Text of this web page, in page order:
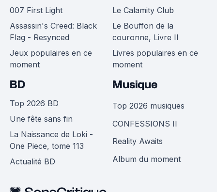
007 First Light
Assassin's Creed: Black
Flag - Resynced
Jeux populaires en ce
moment
Le Calamity Club
Le Bouffon de la
couronne, Livre II
Livres populaires en ce
moment
BD
Top 2026 BD
Une fête sans fin
La Naissance de Loki -
One Piece, tome 113
Actualité BD
Musique
Top 2026 musiques
CONFESSIONS II
Reality Awaits
Album du moment